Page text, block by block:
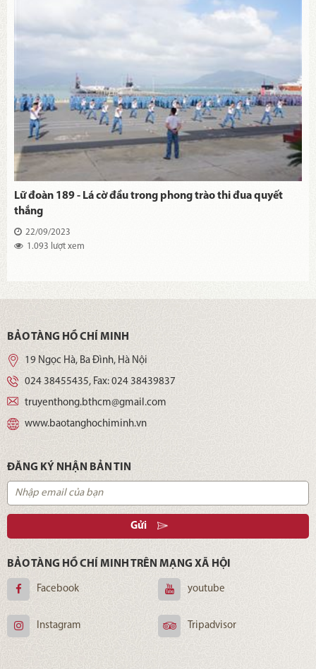
Lữ đoàn 189 - Lá cờ đầu trong phong trào thi đua quyết
thắng
22/09/2023
1.093 lượt xem
BẢO TÀNG HỒ CHÍ MINH
19 Ngọc Hà, Ba Đình, Hà Nội
024 38455435, Fax: 024 38439837
truyenthong.bthcm@gmail.com
www.baotanghochiminh.vn
ĐĂNG KÝ NHẬN BẢN TIN
Gửi
BẢO TÀNG HỒ CHÍ MINH TRÊN MẠNG XÃ HỘI
Facebook youtube
Instagram Tripadvisor